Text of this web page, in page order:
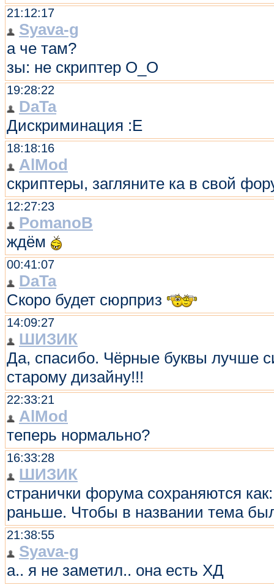
21:12:17
Syava-g
а че там?
зы: не скриптер О_О
19:28:22
DaTa
Дискриминация :E
18:18:16
AlMod
скриптеры, загляните ка в свой
12:27:23
PomanoB
ждём
00:41:07
DaTa
Скоро будет сюрприз
14:09:27
ШИЗИК
Да, спасибо. Чёрные буквы лучше
старому дизайну!!!
22:33:21
AlMod
теперь нормально?
16:33:28
ШИЗИК
странички форума сохраняются
раньше. Чтобы в названии тема
21:38:55
Syava-g
а.. я не заметил.. она есть ХД